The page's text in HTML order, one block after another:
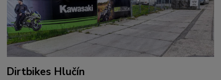
Dirtbikes Hlučín